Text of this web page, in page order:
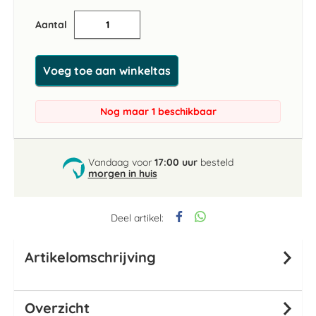
Deel artikel:
Aantal
Voeg toe aan winkeltas
Nog maar 1 beschikbaar
Vandaag voor 17:00 uurbesteld
morgen in huis
Artikelomschrijving
Overzicht